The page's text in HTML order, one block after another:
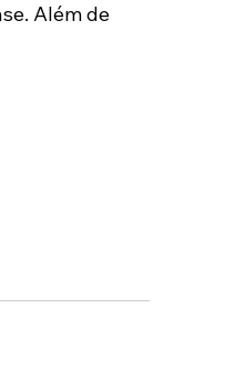
Além de